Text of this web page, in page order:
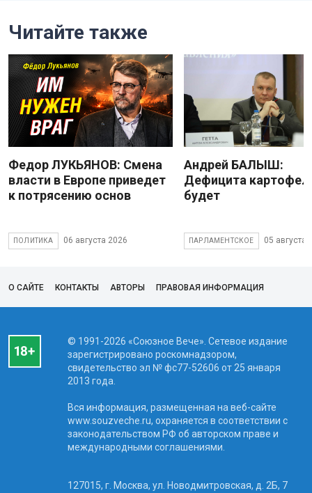
Читайте также
Федор ЛУКЬЯНОВ: Смена
власти в Европе приведет
к потрясению основ
ПОЛИТИКА 06 августа 2026
Андрей БАЛЫШ:
Дефицита
будет
ПАРЛАМЕНТСКОЕ 05 августа
О САЙТЕ КОНТАКТЫ АВТОРЫ ПРАВОВАЯ ИНФОРМАЦИЯ
© 1991-2026 «Союзное Вече». Сетевое издание
зарегистрировано роскомнадзором,
свидетельство эл № фc77-52606 от 25 января
2013 года.
Вся информация, размещенная на веб-сайте
www.souzveche.ru, охраняется в соответствии с
законодательством РФ об авторском праве и
международными соглашениями.
127015, г. Москва, ул. Новодмитровская, д. 2Б, 7